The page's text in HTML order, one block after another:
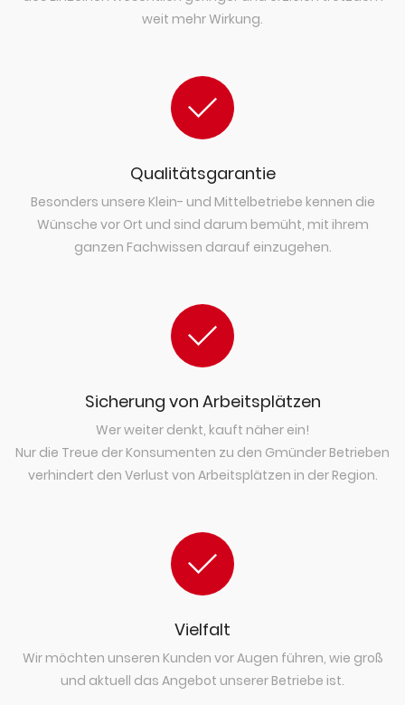
weit mehr Wirkung.
Qualitätsgarantie
Besonders unsere Klein- und Mittelbetriebe kennen die
Wünsche vor Ort und sind darum bemüht, mit ihrem
ganzen Fachwissen darauf einzugehen.
Sicherung von Arbeitsplätzen
Wer weiter denkt, kauft näher ein!
Nur die Treue der Konsumenten zu den Gmünder Betrieben
verhindert den Verlust von Arbeitsplätzen in der Region.
Vielfalt
Wir möchten unseren Kunden vor Augen führen, wie groß
und aktuell das Angebot unserer Betriebe ist.